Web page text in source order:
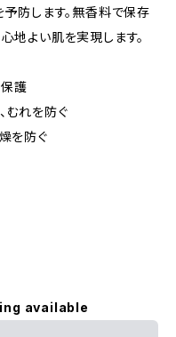
予防します。無香料で保存
地よい肌を実現します。
護
むれを防ぐ
を防ぐ
available